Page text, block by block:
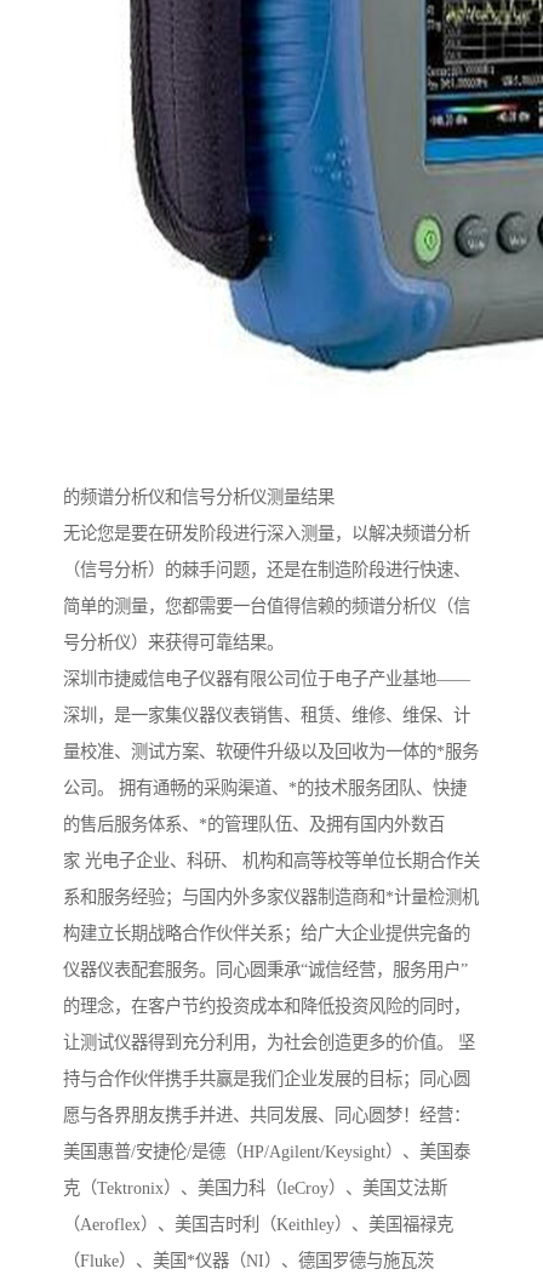
的频谱分析仪和信号分析仪测量结果
无论您是要在研发阶段进行深入测量，以解决频谱分析
（信号分析）的棘手问题，还是在制造阶段进行快速、
简单的测量，您都需要一台值得信赖的频谱分析仪（信
号分析仪）来获得可靠结果。
深圳市捷威信电子仪器有限公司位于电子产业基地——
深圳，是一家集仪器仪表销售、租赁、维修、维保、计
量校准、测试方案、软硬件升级以及回收为一体的*服务
公司。 拥有通畅的采购渠道、*的技术服务团队、快捷
的售后服务体系、*的管理队伍、及拥有国内外数百
家 光电子企业、科研、 机构和高等校等单位长期合作关
系和服务经验；与国内外多家仪器制造商和*计量检测机
构建立长期战略合作伙伴关系；给广大企业提供完备的
仪器仪表配套服务。同心圆秉承“诚信经营，服务用户”
的理念，在客户节约投资成本和降低投资风险的同时，
让测试仪器得到充分利用，为社会创造更多的价值。 坚
持与合作伙伴携手共赢是我们企业发展的目标；同心圆
愿与各界朋友携手并进、共同发展、同心圆梦！经营：
美国惠普/安捷伦/是德（HP/Agilent/Keysight）、美国泰
克（Tektronix）、美国力科（leCroy）、美国艾法斯
（Aeroflex）、美国吉时利（Keithley）、美国福禄克
（Fluke）、美国*仪器（NI）、德国罗德与施瓦茨